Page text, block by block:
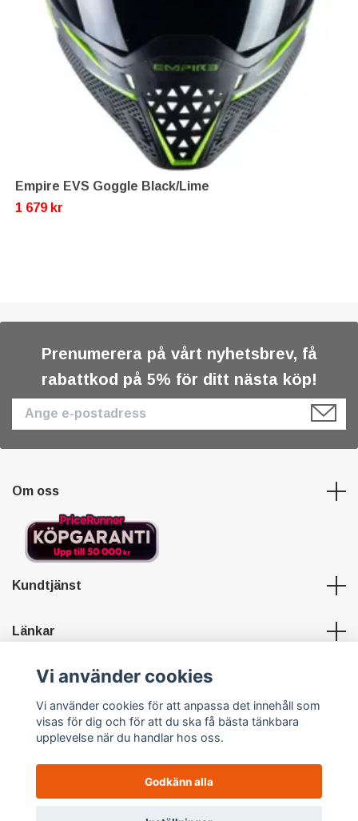
Empire EVS Goggle Black/Lime
1 679 kr
Prenumerera på vårt nyhetsbrev, få
rabattkod på 5% för ditt nästa köp!
Om oss
Kundtjänst
Länkar
Sociala medier
© 2026 HypersportsPowered by Quickbutik
Vi använder cookies
Vi använder cookies för att anpassa det innehåll som
visas för dig och för att du ska få bästa tänkbara
upplevelse när du handlar hos oss.
Godkänn alla